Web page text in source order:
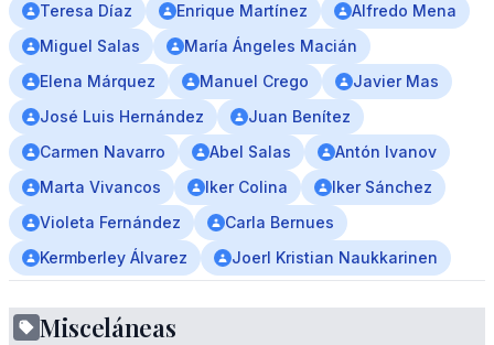
Teresa Díaz
Enrique Martínez
Alfredo Mena
Miguel Salas
María Ángeles Macián
Elena Márquez
Manuel Crego
Javier Mas
José Luis Hernández
Juan Benítez
Carmen Navarro
Abel Salas
Antón Ivanov
Marta Vivancos
Iker Colina
Iker Sánchez
Violeta Fernández
Carla Bernues
Kermberley Álvarez
Joerl Kristian Naukkarinen
Misceláneas